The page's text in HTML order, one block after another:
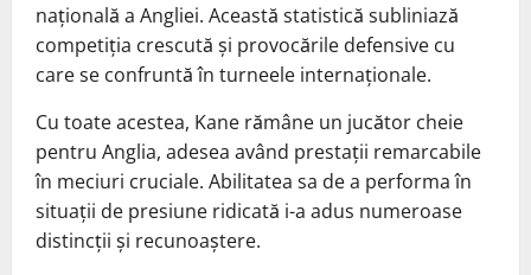
națională a Angliei. Această statistică subliniază
competiția crescută și provocările defensive cu
care se confruntă în turneele internaționale.
Cu toate acestea, Kane rămâne un jucător cheie
pentru Anglia, adesea având prestații remarcabile
în meciuri cruciale. Abilitatea sa de a performa în
situații de presiune ridicată i-a adus numeroase
distincții și recunoaștere.